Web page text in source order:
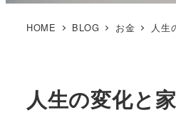
HOME BLOG お金 人生
人生の変化と